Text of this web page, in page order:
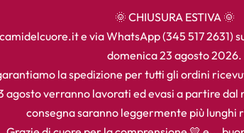
🌞 CHIUSURA ESTIVA 🌞
e via WhatsApp (345 517 2631)
domenica 23 agosto 2026.
la spedizione per tutti gli ordini
agosto verranno lavorati ed evasi a partire
consegna saranno leggermente più lunghi